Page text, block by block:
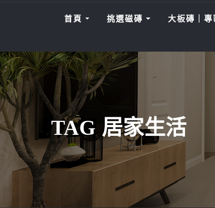
首頁 挑選磁磚 大板磚｜專
TAG 居家生活